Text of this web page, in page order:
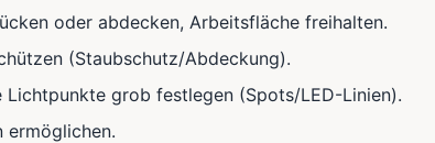
oder abdecken, Arbeitsfläche freihalten.
(Staubschutz/Abdeckung).
Lichtpunkte grob festlegen (Spots/LED-Linien).
ermöglichen.